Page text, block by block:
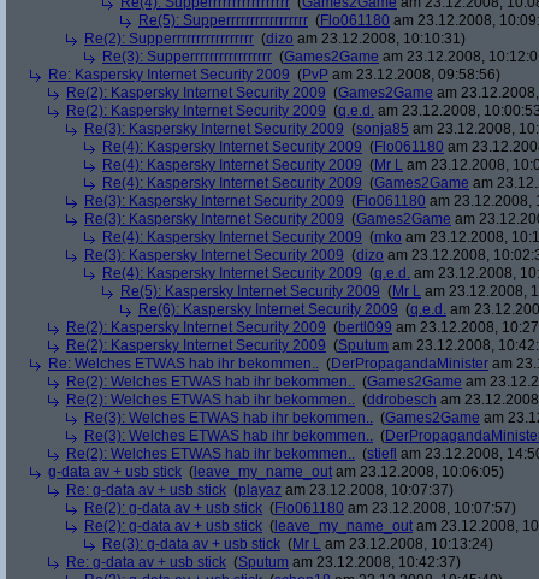
Re(5): Supperrrrrrrrrrrrrrrrr (Flo061180 am 23.12.2008,
Re(2): Supperrrrrrrrrrrrrrrrr (dizo am 23.12.2008, 10:10:31)
Re(3): Supperrrrrrrrrrrrrrrrr (Games2Game am 23.12.2008,
Re: Kaspersky Internet Security 2009 (PvP am 23.12.2008, 09:58:56)
Re(2): Kaspersky Internet Security 2009 (Games2Game am
Re(2): Kaspersky Internet Security 2009 (q.e.d. am 23.12.2008,
Re(3): Kaspersky Internet Security 2009 (sonja85 am 23.12.2008,
Re(4): Kaspersky Internet Security 2009 (Flo061180 am
Re(4): Kaspersky Internet Security 2009 (Mr L am 23.12.2008,
Re(4): Kaspersky Internet Security 2009 (Games2Game am
Re(3): Kaspersky Internet Security 2009 (Flo061180 am 23.12.2008,
Re(3): Kaspersky Internet Security 2009 (Games2Game am
Re(4): Kaspersky Internet Security 2009 (mko am 23.12.2008,
Re(3): Kaspersky Internet Security 2009 (dizo am 23.12.2008,
Re(4): Kaspersky Internet Security 2009 (q.e.d. am 23.12.2008,
Re(5): Kaspersky Internet Security 2009 (Mr L am 23.12.2008,
Re(6): Kaspersky Internet Security 2009 (q.e.d. am
Re(2): Kaspersky Internet Security 2009 (bertl099 am 23.12.2008,
Re(2): Kaspersky Internet Security 2009 (Sputum am 23.12.2008,
Re: Welches ETWAS hab ihr bekommen.. (DerPropagandaMinister am
Re(2): Welches ETWAS hab ihr bekommen.. (Games2Game am
Re(2): Welches ETWAS hab ihr bekommen.. (ddrobesch am
Re(3): Welches ETWAS hab ihr bekommen.. (Games2Game am
Re(3): Welches ETWAS hab ihr bekommen.. (
Re(2): Welches ETWAS hab ihr bekommen.. (stiefl am 23.12.2008,
g-data av + usb stick ( leave_my_name_out am 23.12.2008, 10:06:05)
Re: g-data av + usb stick (playaz am 23.12.2008, 10:07:37)
Re(2): g-data av + usb stick (Flo061180 am 23.12.2008, 10:07:57)
Re(2): g-data av + usb stick ( leave_my_name_out am 23.12.2008,
Re(3): g-data av + usb stick (Mr L am 23.12.2008, 10:13:24)
Re: g-data av + usb stick (Sputum am 23.12.2008, 10:42:37)